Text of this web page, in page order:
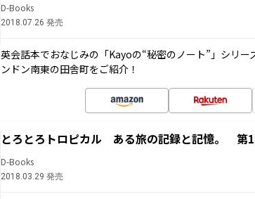
D-Books
2018.07.26 発売
英会話本でおなじみの「Kayoの“秘密のノート”」シリ
ンドン南東の田舎町をご紹介！
とろとろトロピカル ある旅の記録と記憶。 第
D-Books
2018.03.29 発売